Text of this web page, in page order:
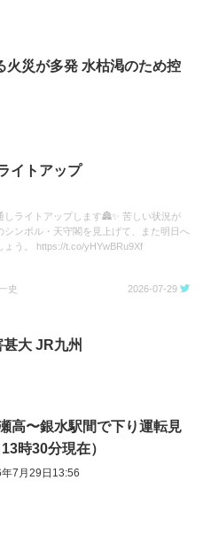
火災が多発 水枯渇のため控
イトアップ
しライトアップします🏯✨ 苦しい状況が
シンボル・天守閣を見上げて、また明日へ
ょう。 https://t.co/yHYwBRu9Xf
史 2026-07-29
大 JR九州
高〜銀水駅間で下り運転見
時30分現在）
7月29日13:56